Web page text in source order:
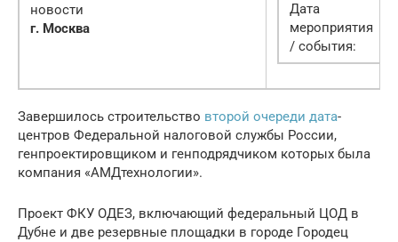
новости
г. Москва
Дата
мероприятия
/ события:
Завершилось строительство второй очереди дата-
центров Федеральной налоговой службы России,
генпроектировщиком и генподрядчиком которых была
компания «АМДтехнологии».
Проект ФКУ ОДЕЗ, включающий федеральный ЦОД в
Дубне и две резервные площадки в городе Городец